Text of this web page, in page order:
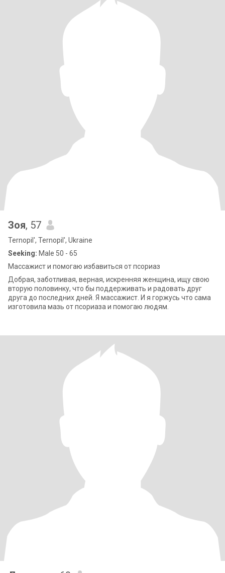
Зоя, 57
Ternopil', Ternopil', Ukraine
Seeking: Male 50 - 65
Массажист и помогаю избавиться от псориаз
Добрая, заботливая, верная, искренняя женщина, ищу свою
вторую половинку, что бы поддерживать и радовать друг
друга до последних дней. Я массажист. И я горжусь что сама
изготовила мазь от псориаза и помогаю людям.